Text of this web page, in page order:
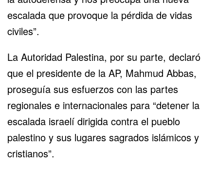
escalada que provoque la pérdida de vidas
civiles”.
La Autoridad Palestina, por su parte, declaró
que el presidente de la AP, Mahmud Abbas,
proseguía sus esfuerzos con las partes
regionales e internacionales para “detener la
escalada israelí dirigida contra el pueblo
palestino y sus lugares sagrados islámicos y
cristianos”.